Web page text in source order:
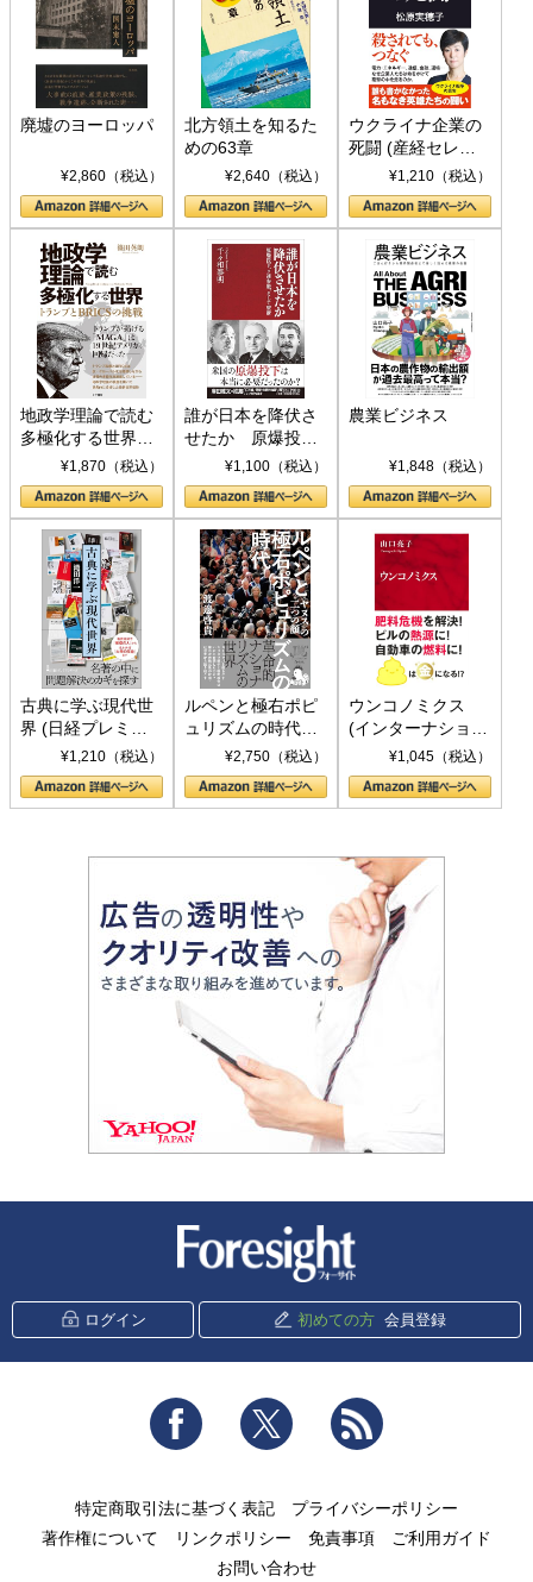
廃墟のヨーロッパ
¥2,860（税込）
北方領土を知るた
めの63章
¥2,640（税込）
ウクライナ企業の
死闘 (産経セレク
ト S 039)¥1,210（税込）
地政学理論で読む
多極化する世界：
トランプとBRICS
の挑戦
¥1,870（税込）
誰が日本を降伏さ
せたか 原爆投
下、ソ連参戦、そ
して聖断 (PHP新
書)
¥1,100（税込）
農業ビジネス
¥1,848（税込）
古典に学ぶ現代世
界 (日経プレミア
シリーズ)¥1,210（税込）
ルペンと極右ポピ
ュリズムの時代：
〈ヤヌス〉の二つ
の顔
¥2,750（税込）
ウンコノミクス
(インターナショナ
ル新書)¥1,045（税込）
ログイン 初めての方 会員登録
Facebook Twitter
特定商取引法に基づく表記
プライバシーポリシー
著作権について
リンクポリシー 免責事項
ご利用ガイド
お問い合わせ